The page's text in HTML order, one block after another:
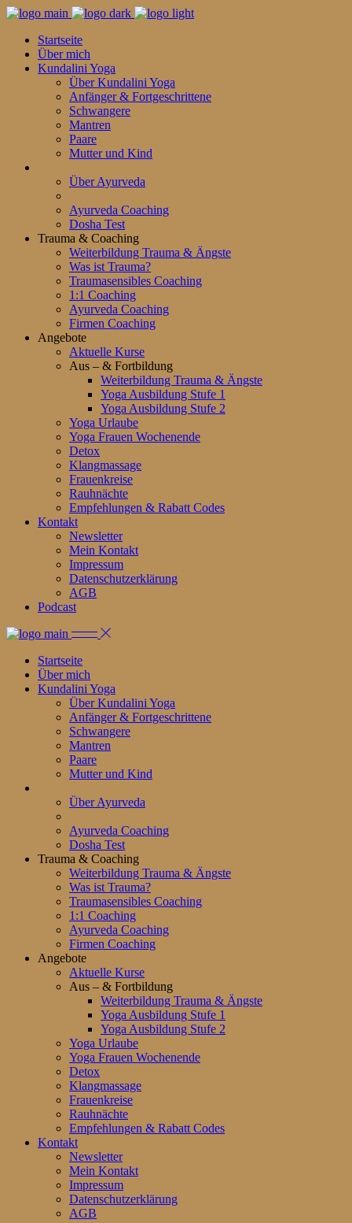
Startseite
Über mich
Kundalini Yoga
Über Kundalini Yoga
Anfänger & Fortgeschrittene
Schwangere
Mantren
Paare
Mutter und Kind
Über Ayurveda
Ayurveda Coaching
Dosha Test
Trauma & Coaching
Weiterbildung Trauma & Ängste
Was ist Trauma?
Traumasensibles Coaching
1:1 Coaching
Ayurveda Coaching
Firmen Coaching
Angebote
Aktuelle Kurse
Aus – & Fortbildung
Weiterbildung Trauma & Ängste
Yoga Ausbildung Stufe 1
Yoga Ausbildung Stufe 2
Yoga Urlaube
Yoga Frauen Wochenende
Detox
Klangmassage
Frauenkreise
Rauhnächte
Empfehlungen & Rabatt Codes
Kontakt
Newsletter
Mein Kontakt
Impressum
Datenschutzerklärung
AGB
Podcast
Startseite
Über mich
Kundalini Yoga
Über Kundalini Yoga
Anfänger & Fortgeschrittene
Schwangere
Mantren
Paare
Mutter und Kind
Über Ayurveda
Ayurveda Coaching
Dosha Test
Trauma & Coaching
Weiterbildung Trauma & Ängste
Was ist Trauma?
Traumasensibles Coaching
1:1 Coaching
Ayurveda Coaching
Firmen Coaching
Angebote
Aktuelle Kurse
Aus – & Fortbildung
Weiterbildung Trauma & Ängste
Yoga Ausbildung Stufe 1
Yoga Ausbildung Stufe 2
Yoga Urlaube
Yoga Frauen Wochenende
Detox
Klangmassage
Frauenkreise
Rauhnächte
Empfehlungen & Rabatt Codes
Kontakt
Newsletter
Mein Kontakt
Impressum
Datenschutzerklärung
AGB